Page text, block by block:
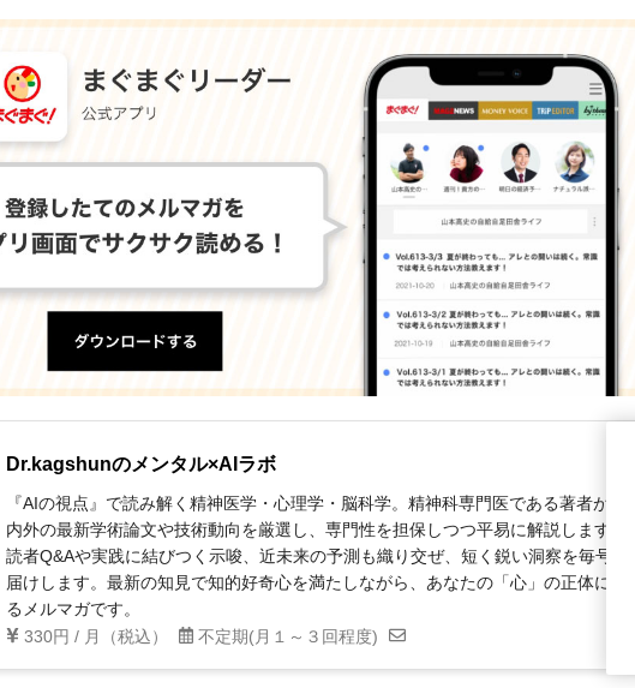
Dr.kagshunのメンタル×AIラボ
『AIの視点』で読み解く精神医学・心理学・脳科学。精神科専門医である著者が国
内外の最新学術論文や技術動向を厳選し、専門性を担保しつつ平易に解説します。
読者Q&Aや実践に結びつく示唆、近未来の予測も織り交ぜ、短く鋭い洞察を毎号お
届けします。最新の知見で知的好奇心を満たしながら、あなたの「心」の正体に迫
るメルマガです。
330円 / 月（税込）
不定期(月１～３回程度)